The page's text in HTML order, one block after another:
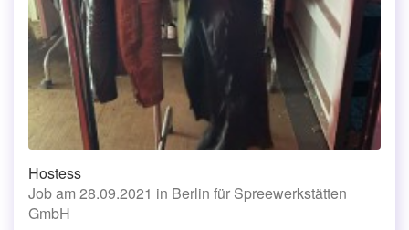
Hostess
Job am 28.09.2021 in Berlin für Spreewerkstätten
GmbH